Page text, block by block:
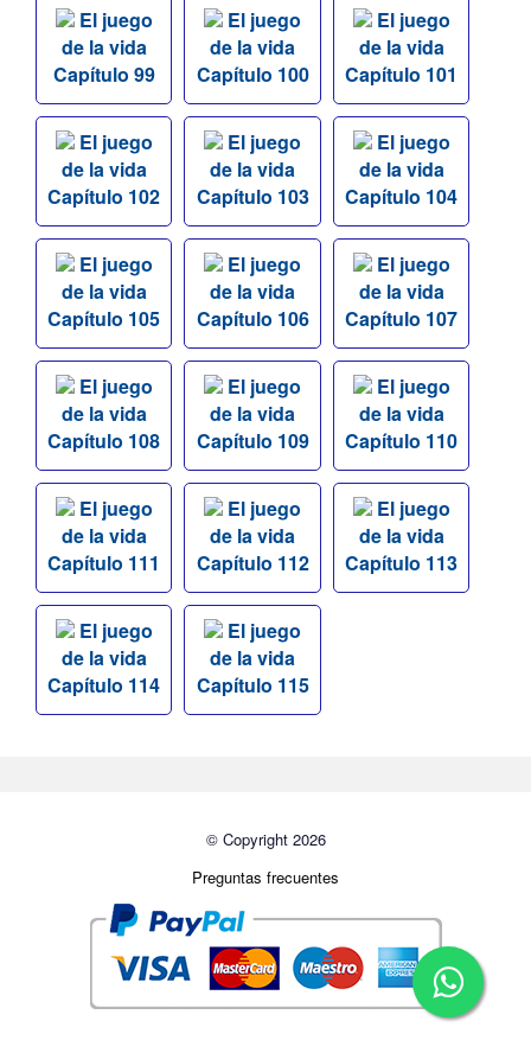
El juego
de la vida
Capítulo 99
El juego
de la vida
Capítulo 100
El juego
de la vida
Capítulo 101
El juego
de la vida
Capítulo 102
El juego
de la vida
Capítulo 103
El juego
de la vida
Capítulo 104
El juego
de la vida
Capítulo 105
El juego
de la vida
Capítulo 106
El juego
de la vida
Capítulo 107
El juego
de la vida
Capítulo 108
El juego
de la vida
Capítulo 109
El juego
de la vida
Capítulo 110
El juego
de la vida
Capítulo 111
El juego
de la vida
Capítulo 112
El juego
de la vida
Capítulo 113
El juego
de la vida
Capítulo 114
El juego
de la vida
Capítulo 115
© Copyright 2026
Preguntas frecuentes